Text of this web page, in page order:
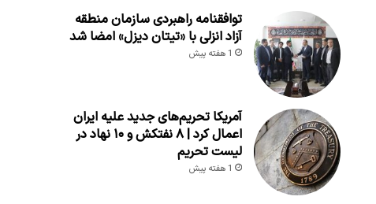
توافقنامه راهبردی سازمان منطقه
آزاد انزلی با «تیتان دیزل» امضا شد
1 هفته پیش
آمریکا تحریم‌های جدید علیه ایران
اعمال کرد | ۸ نفتکش و ۱۰ نهاد در
لیست تحریم
1 هفته پیش